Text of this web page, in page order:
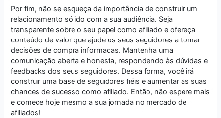
Por fim, não se esqueça da importância de construir um
relacionamento sólido com a sua audiência. Seja
transparente sobre o seu papel como afiliado e ofereça
conteúdo de valor que ajude os seus seguidores a tomar
decisões de compra informadas. Mantenha uma
comunicação aberta e honesta, respondendo às dúvidas e
feedbacks dos seus seguidores. Dessa forma, você irá
construir uma base de seguidores fiéis e aumentar as suas
chances de sucesso como afiliado. Então, não espere mais
e comece hoje mesmo a sua jornada no mercado de
afiliados!